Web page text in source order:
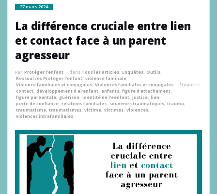
27 mars 2024
La différence cruciale entre lien
et contact face à un parent
agresseur
Par Protéger l'enfant dans Tous les articles, Enquêtes, Outils,
Ressources Protéger l'enfant, violence familiale,
Violence familiales et conjugales, Violences familiales et conjugales
Étiquette
contact, développement d el'enfant, enfants, figure d'attachement,
figure pareentale, guérison, identité de l'eenfant, Justice, lien,
perte de confiance, relations familiales, souvenirs traumatiques, trauma,
traumatisme, traumatismes, victime, victimes, violences,
violences intrafamiliales